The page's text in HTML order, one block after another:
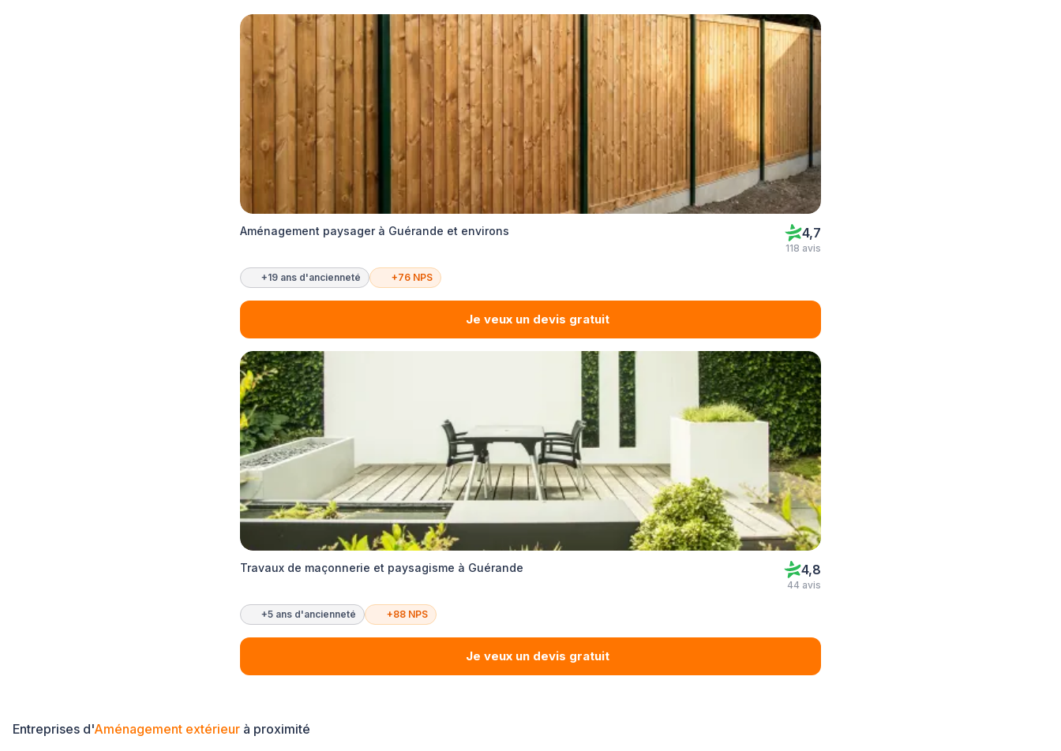
Aménagement paysager à Guérande et environs 4,7
118 avis
+19 ans d'ancienneté +76 NPS
Je veux un devis gratuit
Travaux de maçonnerie et paysagisme à Guérande 4,8
44 avis
+5 ans d'ancienneté +88 NPS
Je veux un devis gratuit
Entreprises d'Aménagement extérieur à proximité